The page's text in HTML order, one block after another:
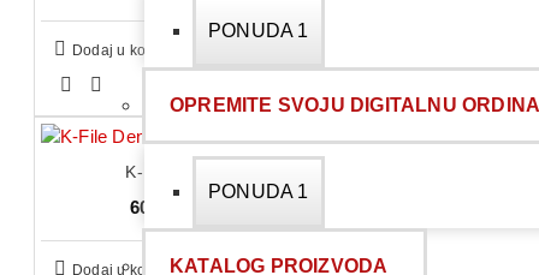
PONUDA 1
OPREMITE SVOJU DIGITALNU
PONUDA 1
KATALOG PROIZVODA
Dodaj u korpu
K-File Dentac
600,00 RSD
Dodaj u korpu